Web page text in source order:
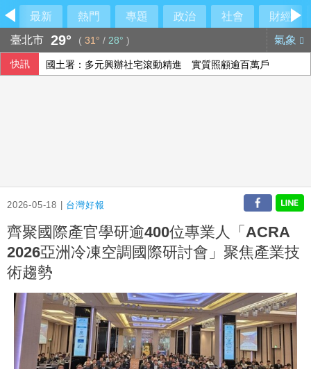
最新 熱門 專題 政治 社會
財經
臺北市 29° ( 31° / 28° ) 氣象
快訊 國土署：多元興辦社宅滾動精進 實質照顧逾百萬戶
2026-05-18 | 台灣好報
齊聚國際產官學研逾400位專業人「ACRA
2026亞洲冷凍空調國際研討會」聚焦產業技
術趨勢